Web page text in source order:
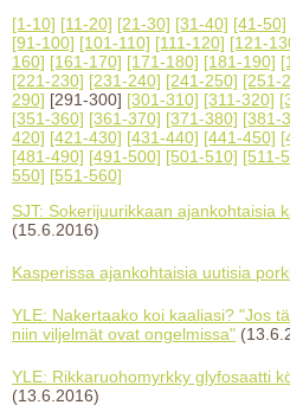
[1-10] [11-20] [21-30] [31-40] [41-50]
[91-100] [101-110] [111-120] [121-
160] [161-170] [171-180] [181-190]
[221-230] [231-240] [241-250] [251-
290] [291-300] [301-310] [311-320]
[351-360] [361-370] [371-380] [381-
420] [421-430] [431-440] [441-450]
[481-490] [491-500] [501-510] [511-
550] [551-560]
SJT: Sokerijuurikkaan ajankohtaisia
(15.6.2016)
Kasperissa ajankohtaisia uutisia
YLE: Nakertaako koi kaaliasi? "Jos
niin viljelmät ovat ongelmissa"
YLE: Rikkaruohomyrkky glyfosaatti
(13.6.2016)